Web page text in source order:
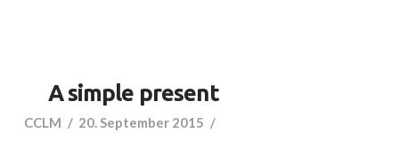
A simple present
CCLM 20. September 2015